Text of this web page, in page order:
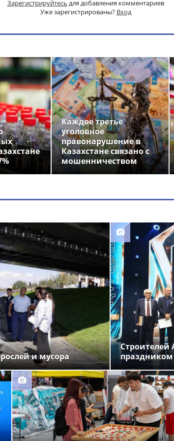
Зарегистрируйтесь для добавления комментариев
Уже зарегистрированы? Вход
Каждое третье
уголовное
правонарушение в
Казахстане связано с
мошенничеством
и мусора
праздником